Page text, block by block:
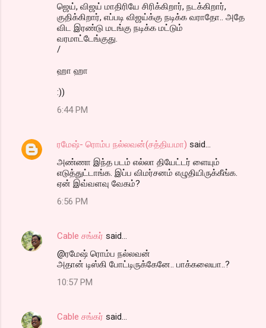
ஜெய், விஜய் மாதிரியே சிரிக்கிறார், நடக்கிறார்,
குதிக்கிறார், எப்படி விஜய்க்கு நடிக்க வராதோ.. அதே
விட இரண்டு மடங்கு நடிக்க மட்டும்
வரமாட்டேங்குது.
/
ஹா ஹா
:))
6:44 PM
ரமேஷ்- ரொம்ப நல்லவன்(சத்தியமா) said…
அண்ணா இந்த படம் எல்லா தியேட்டர் ளையும்
எடுத்துட்டாங்க. இப்ப விமர்சனம் எழுதியிருக்கீங்க.
ஏன் இவ்வளவு வேகம்?
6:56 PM
Cable சங்கர் said…
@ரமேஷ் ரொம்ப நல்லவன்
அதான் டிஸ்கி போட்டிருக்கேனே.. பாக்கலையா..?
10:57 PM
Cable சங்கர் said…